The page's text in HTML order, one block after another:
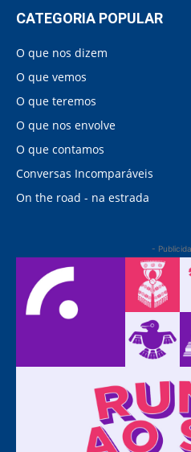
CATEGORIA POPULAR
O que nos dizem
O que vemos
O que teremos
O que nos envolve
O que contamos
Conversas Incomparáveis
On the road - na estrada
-